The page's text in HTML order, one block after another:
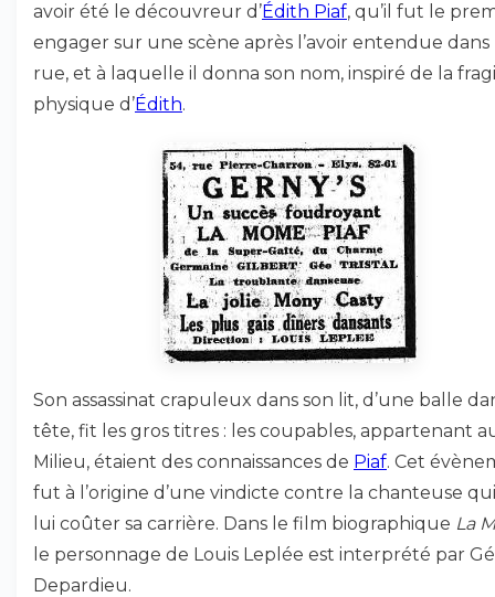
avoir été le découvreur d’Édith Piaf, qu’il fut le
engager sur une scène après l’avoir entendue dans
rue, et à laquelle il donna son nom, inspiré de la
physique d’Édith.
Son assassinat crapuleux dans son lit, d’une balle
tête, fit les gros titres : les coupables, appartenant
Milieu, étaient des connaissances de Piaf. Cet
fut à l’origine d’une vindicte contre la chanteuse
lui coûter sa carrière. Dans le film biographique La
le personnage de Louis Leplée est interprété par
Depardieu.